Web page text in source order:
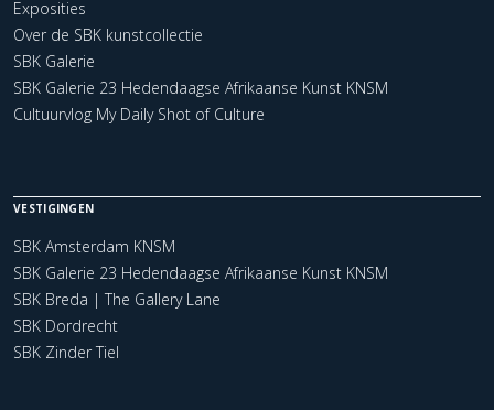
Exposities
Over de SBK kunstcollectie
SBK Galerie
SBK Galerie 23 Hedendaagse Afrikaanse Kunst KNSM
Cultuurvlog My Daily Shot of Culture
VESTIGINGEN
SBK Amsterdam KNSM
SBK Galerie 23 Hedendaagse Afrikaanse Kunst KNSM
SBK Breda | The Gallery Lane
SBK Dordrecht
SBK Zinder Tiel